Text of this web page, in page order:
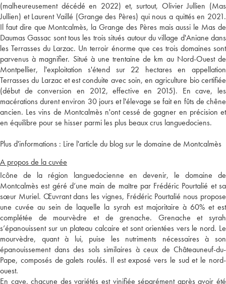
(malheureusement décédé en 2022) et, surtout, Olivier Jullien (Mas
Jullien) et Laurent Vaillé (Grange des Pères) qui nous a quittés en 2021.
Il faut dire que Montcalmès, la Grange des Pères mais aussi le Mas de
Daumas Gassac sont tous les trois situés autour du village d'Aniane dans
les Terrasses du Larzac. Un terroir énorme que ces trois domaines sont
parvenus à magnifier. Situé à une trentaine de km au Nord-Ouest de
Montpellier, l'exploitation s'étend sur 22 hectares en appellation
Terrasses du Larzac et est conduite avec soin, en agriculture bio certifiée
(début de conversion en 2012, effective en 2015). En cave, les
macérations durent environ 30 jours et l'élevage se fait en fûts de chêne
ancien. Les vins de Montcalmès n'ont cessé de gagner en précision et
en équilibre pour se hisser parmi les plus beaux crus languedociens.
Plus d'informations : Lire l'article du blog sur le domaine de Montcalmès
A propos de la cuvée
Icône de la région languedocienne en devenir, le domaine de
Montcalmès est géré d’une main de maître par Frédéric Pourtalié et sa
sœur Muriel. Œuvrant dans les vignes, Frédéric Pourtalié nous propose
une cuvée au sein de laquelle la syrah est majoritaire à 60% et est
complétée de mourvèdre et de grenache. Grenache et syrah
s’épanouissent sur un plateau calcaire et sont orientées vers le nord. Le
mourvèdre, quant à lui, puise les nutriments nécessaires à son
épanouissement dans des sols similaires à ceux de Châteauneuf-du-
Pape, composés de galets roulés. Il est exposé vers le sud et le nord-
ouest.
En cave, chacune des variétés est vinifiée séparément après avoir été